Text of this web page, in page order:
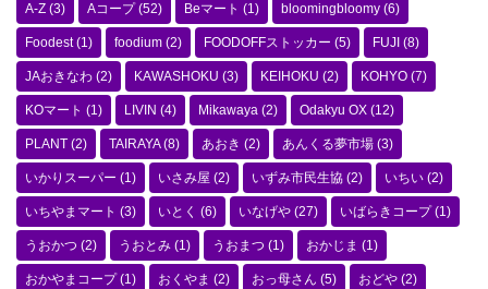
A-Z (3) Aコープ(52) Beマート (1) bloomingbloomy (6)
Foodest(1) foodium (2) FOODOFFストッカー (5) FUJI (8)
JAおきなわ (2) KAWASHOKU (3) KEIHOKU (2) KOHYO (7)
KOマート (1) LIVIN (4) Mikawaya (2) Odakyu OX (12)
PLANT (2) TAIRAYA(8) あおき (2) あんくる夢市場 (3)
いかりスーパー (1) いさみ屋 (2) いずみ市民生協 (2) いちい (2)
いちやまマート (3) いとく (6) いなげや (27) いばらきコープ(1)
うおかつ (2) うおとみ (1) うおまつ (1) おかじま (1)
おかやまコープ(1) おくやま (2) おっ母さん (5) おどや (2)